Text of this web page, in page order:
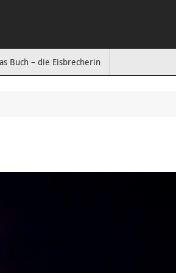
Buch – die Eisbrecherin